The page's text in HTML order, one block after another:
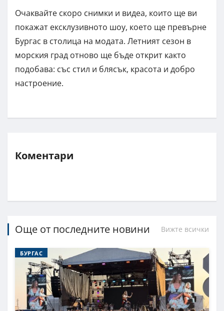
Очаквайте скоро снимки и видеа, които ще ви
покажат ексклузивното шоу, което ще превърне
Бургас в столица на модата. Летният сезон в
морския град отново ще бъде открит както
подобава: със стил и блясък, красота и добро
настроение.
Коментари
Още от последните новини Вижте всички
БУРГАС